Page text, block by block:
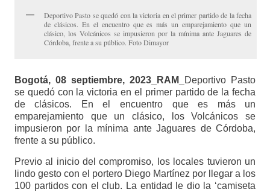
Deportivo Pasto se quedó con la victoria en el primer partido de la fecha
de clásicos. En el encuentro que es más un emparejamiento que un
clásico, los Volcánicos se impusieron por la mínima ante Jaguares de
Córdoba, frente a su público. Foto Dimayor
Bogotá, 08 septiembre, 2023_RAM_
Deportivo Pasto
se quedó con la victoria en el primer partido de la fecha
de clásicos. En el encuentro que es más un
emparejamiento que un clásico, los Volcánicos se
impusieron por la mínima ante Jaguares de Córdoba,
frente a su público.
Previo al inicio del compromiso, los locales tuvieron un
lindo gesto con el portero Diego Martínez por llegar a los
100 partidos con el club. La entidad le dio la ‘camiseta